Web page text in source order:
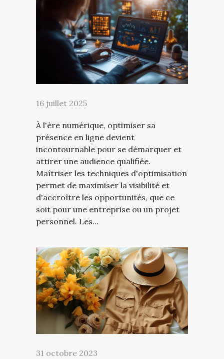
16 juillet 2025
À l'ère numérique, optimiser sa
présence en ligne devient
incontournable pour se démarquer et
attirer une audience qualifiée.
Maîtriser les techniques d'optimisation
permet de maximiser la visibilité et
d'accroître les opportunités, que ce
soit pour une entreprise ou un projet
personnel. Les...
31 octobre 2023